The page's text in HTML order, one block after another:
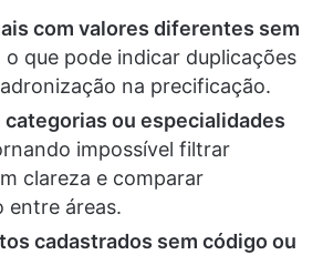
com valores diferentes sem
o que pode indicar duplicações
na precificação.
categorias ou especialidades
impossível filtrar
clareza e comparar
entre áreas.
cadastrados sem código ou